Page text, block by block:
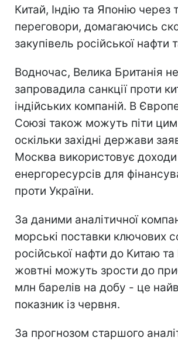
Китай, Індію та Японію через
переговори, домагаючись
закупівель російської нафти
Водночас, Велика Британія
запровадила санкції проти
індійських компаній. В
Союзі також можуть піти
оскільки західні держави
Москва використовує доходи
енергоресурсів для
проти України.
За даними аналітичної
морські поставки ключових
російської нафти до Китаю та
жовтні можуть зрости до
млн барелів на добу - це
показник із червня.
За прогнозом старшого